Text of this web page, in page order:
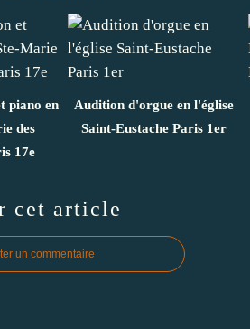
piano en
des
17e
Audition d'orgue en l'église
Saint-Eustache Paris 1er
cet article
un commentaire